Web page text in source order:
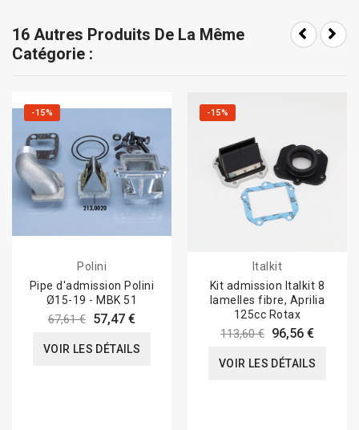
16 Autres Produits De La Même
Catégorie :
-15%
Polini
Pipe d'admission Polini
Ø15-19 - MBK 51
67,61 € 57,47 €
VOIR LES DÉTAILS
-15%
Italkit
Kit admission Italkit 8
lamelles fibre, Aprilia
125cc Rotax
113,60 € 96,56 €
VOIR LES DÉTAILS